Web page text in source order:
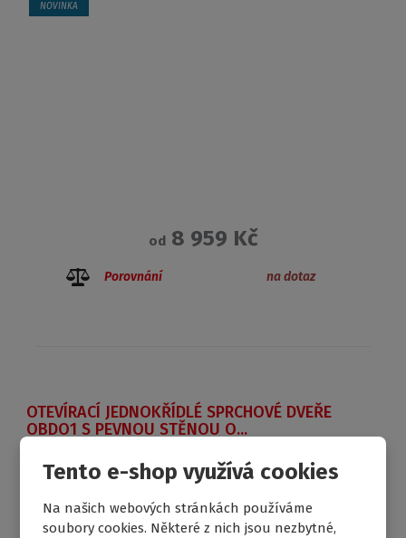
Tento e-shop využívá cookies
Na našich webových stránkách používáme
soubory cookies. Některé z nich jsou nezbytné,
NOVINKA
od8 959 Kč
Porovnání na dotaz
OTEVÍRACÍ JEDNOKŘÍDLÉ SPRCHOVÉ DVEŘE
OBDO1 S PEVNOU STĚNOU O...
DOPRAVA ZDARMA
NOVINKA